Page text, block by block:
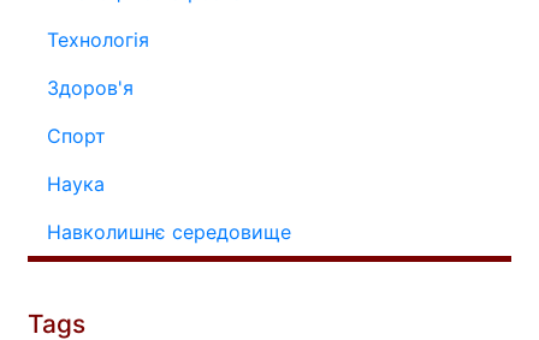
Технологія
Здоров'я
Спорт
Наука
Навколишнє середовище
Tags